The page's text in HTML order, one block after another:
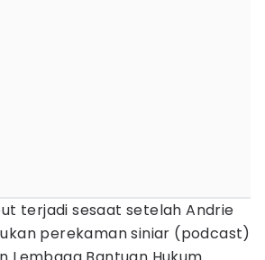
terjadi sesaat setelah Andrie
perekaman siniar (podcast)